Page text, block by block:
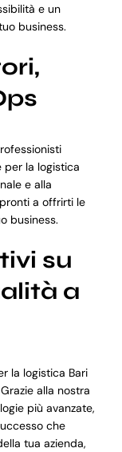
e un
business.
la logistica
e alla
a offrirti le
business.
su
a
la logistica Bari
alla nostra
più avanzate,
che
tua azienda,